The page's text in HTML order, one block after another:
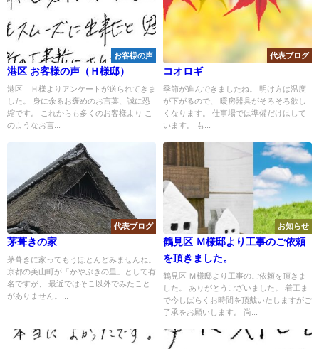
お客様の声
港区 お客様の声（Ｈ様邸）
港区 Ｈ様よりアンケートが送られてきま
した。 身に余るお褒めのお言葉、誠に恐
縮です。 これからも多くのお客様より こ
のようなお言...
代表ブログ
コオロギ
季節が進んできましたね。 明け方は温度
が下がるので、 暖房器具がそろそろ欲し
くなります。 仕事場では準備だけはして
います。 も...
代表ブログ
茅葺きの家
茅葺きに家ってもうほとんどみませんね。
京都の美山町が「かやぶきの里」として有
名ですが、 最近ではそこ以外でみたこと
がありません。...
お知らせ
鶴見区 Ｍ様邸より工事のご依頼
を頂きました。
鶴見区 Ｍ様邸より工事のご依頼を頂きま
した。 ありがとうございました。 着工ま
で今しばらくお時間を頂戴いたしますがご
了承をお願いします。 尚...